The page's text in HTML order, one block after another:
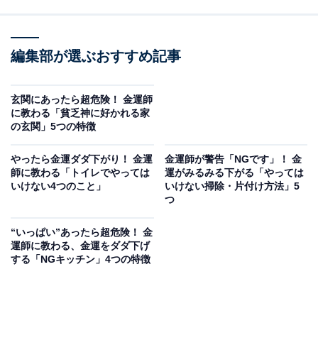
編集部が選ぶおすすめ記事
玄関にあったら超危険！ 金運師
に教わる「貧乏神に好かれる家
の玄関」5つの特徴
やったら金運ダダ下がり！ 金運
師に教わる「トイレでやっては
いけない4つのこと」
金運師が警告「NGです」！ 金
運がみるみる下がる「やっては
いけない掃除・片付け方法」5
つ
“いっぱい”あったら超危険！ 金
運師に教わる、金運をダダ下げ
する「NGキッチン」4つの特徴